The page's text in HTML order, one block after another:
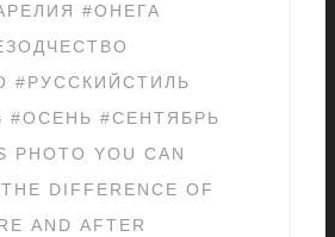
#ОНЕГА
#РУССКИЙСТИЛЬ
#ОСЕНЬ #СЕНТЯБРЬ
PHOTO YOU CAN
DIFFERENCE OF
AND AFTER